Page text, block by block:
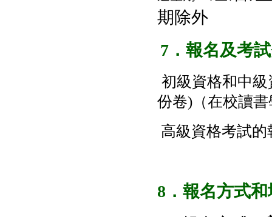
期除外
7 ．報名及考
初級資格和中
份卷)（在校讀
高級資格考試的
8．報名方式